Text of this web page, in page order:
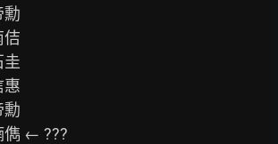
勳
佶
圭
惠
勳
儁 ← ???